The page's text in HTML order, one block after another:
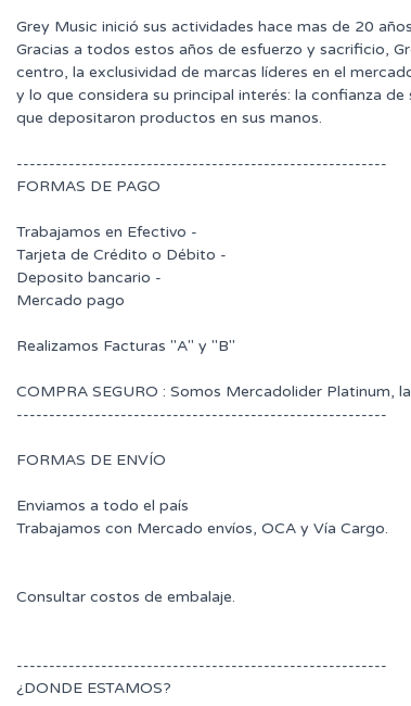
Grey Music inició sus actividades hace mas de 20
Gracias a todos estos años de esfuerzo y sacrificio,
centro, la exclusividad de marcas líderes en el
y lo que considera su principal interés: la confianza
que depositaron productos en sus manos.
---------------------------------------------------------
FORMAS DE PAGO
Trabajamos en Efectivo -
Tarjeta de Crédito o Débito -
Deposito bancario -
Mercado pago
Realizamos Facturas "A" y "B"
COMPRA SEGURO : Somos Mercadolider Platinum,
---------------------------------------------------------
FORMAS DE ENVÍO
Enviamos a todo el país
Trabajamos con Mercado envíos, OCA y Vía Cargo.
Consultar costos de embalaje.
---------------------------------------------------------
¿DONDE ESTAMOS?